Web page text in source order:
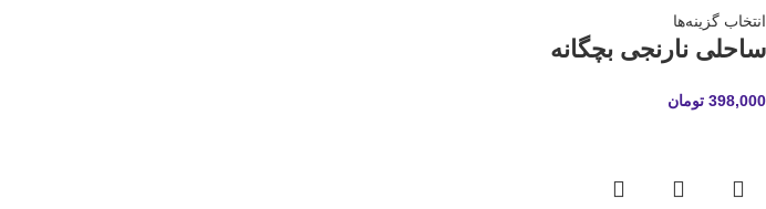
انتخاب گزینه‌ها
ساحلی نارنجی بچگانه
398,000 تومان